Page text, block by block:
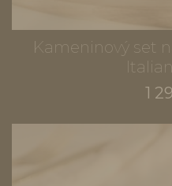
Kameninový set
1